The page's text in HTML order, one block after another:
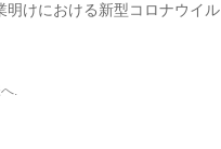
けにおける新型コロナウイル
.